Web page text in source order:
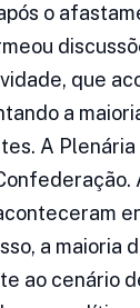
o
que
a
A
a maioria
ao cenário